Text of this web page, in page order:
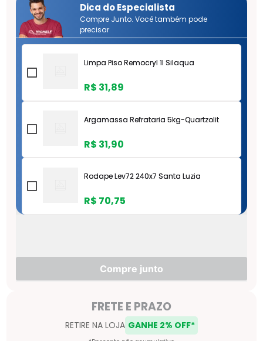
Dica do Especialista
Compre Junto. Você também pode
precisar
Limpa Piso Remocryl 1l Silaqua
R$ 31,89
Argamassa Refrataria 5kg-Quartzolit
R$ 31,90
Rodape Lev72 240x7 Santa Luzia
R$ 70,75
R$6,57
R$ 6,57
Compre junto